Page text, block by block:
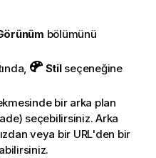
bölümünü
Stilseçeneğine
bir arka plan
seçebilirsiniz. Arka
veya bir URL'den bir